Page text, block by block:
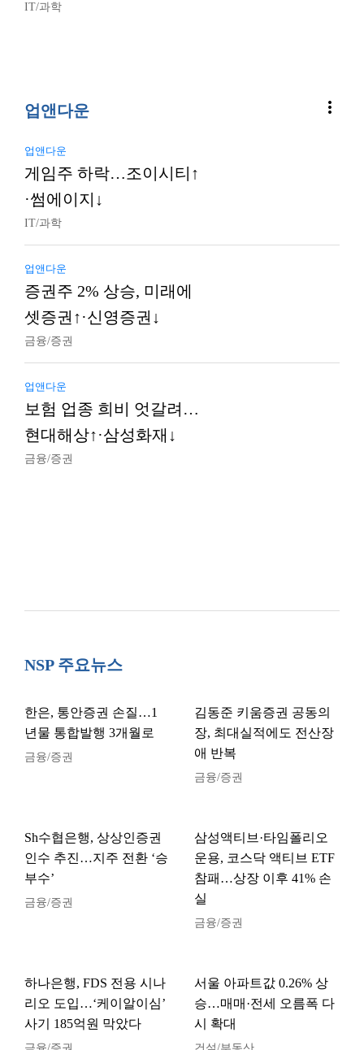
IT/과학
업앤다운 more_vert
업앤다운
게임주 하락…조이시티↑
·썸에이지↓
IT/과학
업앤다운
증권주 2% 상승, 미래에
셋증권↑·신영증권↓
금융/증권
업앤다운
보험 업종 희비 엇갈려…
현대해상↑·삼성화재↓
금융/증권
NSP 주요뉴스
한은, 통안증권 손질…1
년물 통합발행 3개월로
금융/증권
김동준 키움증권 공동의
장, 최대실적에도 전산장
애 반복
금융/증권
Sh수협은행, 상상인증권
인수 추진…지주 전환 ‘승
부수’
금융/증권
삼성액티브·타임폴리오
운용, 코스닥 액티브 ETF
참패…상장 이후 41% 손
실
금융/증권
하나은행, FDS 전용 시나
리오 도입…‘케이알이심’
사기 185억원 막았다
서울 아파트값 0.26% 상
승…매매·전세 오름폭 다
시 확대